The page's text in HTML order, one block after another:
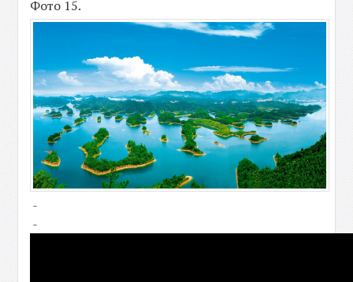
Фото 15.
-
-